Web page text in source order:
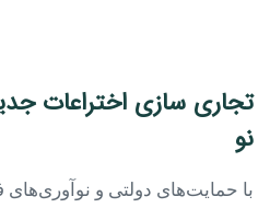
تجاری سازی اختراعات
نو
با حمایت‌های دولتی و نوآوری‌های